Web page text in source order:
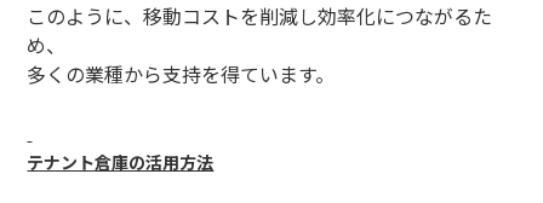
このように、移動コストを削減し効率化につながるた
め、
多くの業種から支持を得ています。
テナント倉庫の活用方法